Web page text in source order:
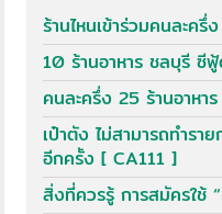
ร้านไหนเข้าร่วมคนละครึ่
10 ร้านอาหาร ชลบุรี ซี
คนละครึ่ง 25 ร้านอาหา
เป๋าตัง ไม่สามารถทำรา
อีกครั้ง [ CA111 ]
สิ่งที่ควรรู้ การสมัครใช้